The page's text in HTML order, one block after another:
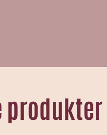
produkter